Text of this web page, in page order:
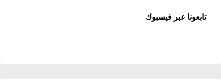
تابعونا عبر فيسبوك